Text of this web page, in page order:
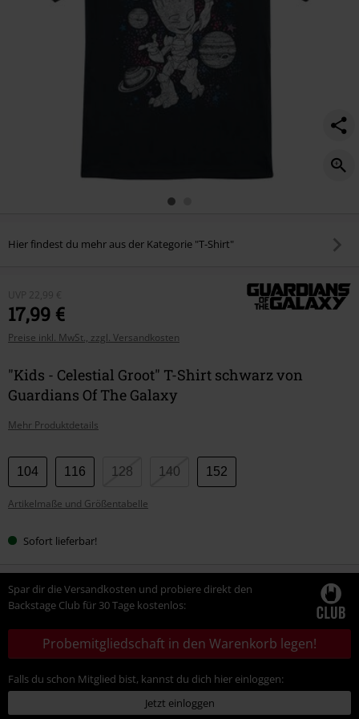
Hier findest du mehr aus der Kategorie "T-Shirt"
UVP 22,99 €
17,99 €
Preise inkl. MwSt., zzgl. Versandkosten
"Kids - Celestial Groot" T-Shirt schwarz von
Guardians Of The Galaxy
Mehr Produktdetails
Wähle
deine
Größe
104 116 128 140 152
Artikelmaße und Größentabelle
Sofort lieferbar!
Spar dir die Versandkosten und probiere direkt den
Backstage Club für 30 Tage kostenlos:
Probemitgliedschaft in den Warenkorb legen!
Falls du schon Mitglied bist, kannst du dich hier einloggen:
Jetzt einloggen